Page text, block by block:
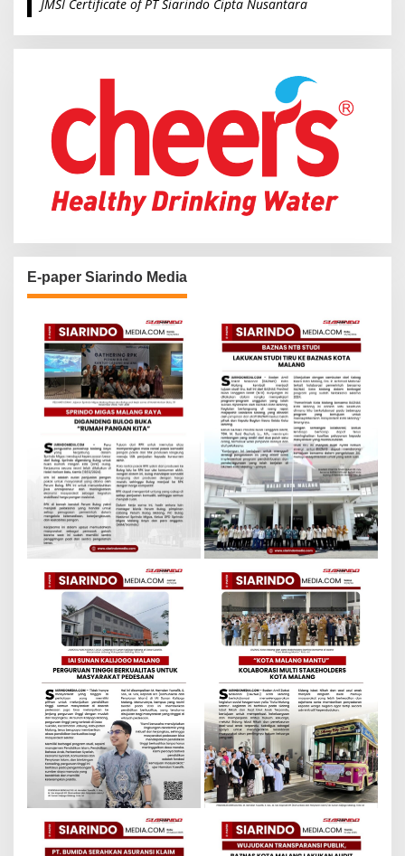
o
JMSI Certificate of PT Siarindo Cipta Nusantara
E-paper Siarindo Media